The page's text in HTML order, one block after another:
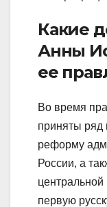
Какие
Анны
ее
Во время
приняты
реформу
России, а
первую